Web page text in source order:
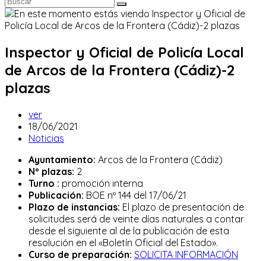
Inspector y Oficial de Policía Local
de Arcos de la Frontera (Cádiz)-2
plazas
Autor
de
la
ver
Publicación
de
entrada:
18/06/2021
Categoría
la
entrada:
Noticias
Ayuntamiento: Arcos de la Frontera (Cádiz)
Nº plazas: 2
Turno : promoción interna
Publicación: BOE nº 144 del 17/06/21
Plazo de instancias: El plazo de presentación de
solicitudes será de veinte días naturales a contar
desde el siguiente al de la publicación de esta
resolución en el «Boletín Oficial del Estado».
Curso de preparación: SOLICITA INFORMACIÓN